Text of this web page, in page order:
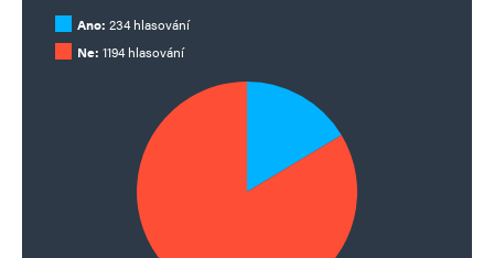
Informujte mě o nových příspěvcích e-mailem.
Ano: 234 hlasování
Ne: 1194 hlasování